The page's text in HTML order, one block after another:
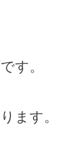
す。
ます。